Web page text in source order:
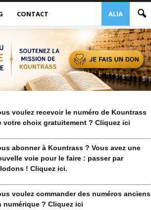
ALIA
CONTACT
voulez recevoir le numéro de Kountrass
votre choix gratuitement ? Cliquez ici
abonner à Kountrass ? Vous avez une
voie pour le faire : passer par
! Cliquez ici.
voulez commander des numéros anciens
numérique ? Cliquez ici